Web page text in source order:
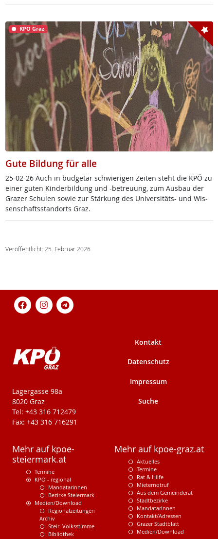
KPÖ Graz
Gute Bildung für alle
25-02-26 Auch in bud­ge­tär schwie­ri­gen Zei­ten steht die KPÖ zu
ei­ner gu­ten Kin­der­bil­dung und -be­t­reu­ung, zum Aus­bau der
Gra­zer Schu­len so­wie zur Stär­kung des Uni­ver­si­täts- und Wis­
sen­schafts­stand­orts Graz.
Veröffentlicht: 25. Februar 2026
KPÖ-Steiermark
Lagergasse 98a
8020 Graz
Tel: +43 316 712479
Fax: +43 316 716291
Kontakt
Datenschutz
Impressum
Suche
Mehr auf kpoe-
steiermark.at
Termine
KPÖ - regional
Mandatarinnen
Bezirke Steiermark
Medien/Download
Regionalzeitungen
Archiv
Steir. Volksstimme
Bibliothek
Mehr auf kpoe-graz.at
Aktuelles
Termine
Rat & Hilfe
Mieternotruf
Aus dem Gemeinderat
Stadtbezirke
MandatarInnen
Kontakt/Adressen
Grazer Stadtblatt
Medien/Download